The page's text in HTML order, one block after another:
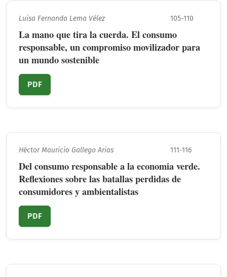
Luisa Fernanda Lema Vélez 105-110
La mano que tira la cuerda. El consumo
responsable, un compromiso movilizador para
un mundo sostenible
PDF
Héctor Mauricio Gallego Arias 111-116
Del consumo responsable a la economia verde.
Reflexiones sobre las batallas perdidas de
consumidores y ambientalistas
PDF